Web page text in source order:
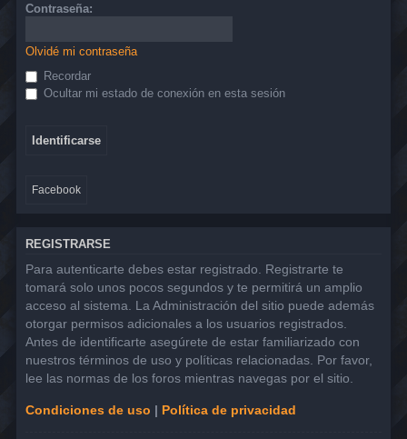
Contraseña:
Olvidé mi contraseña
Recordar
Ocultar mi estado de conexión en esta sesión
Facebook
REGISTRARSE
Para autenticarte debes estar registrado. Registrarte te
tomará solo unos pocos segundos y te permitirá un amplio
acceso al sistema. La Administración del sitio puede además
otorgar permisos adicionales a los usuarios registrados.
Antes de identificarte asegúrete de estar familiarizado con
nuestros términos de uso y políticas relacionadas. Por favor,
lee las normas de los foros mientras navegas por el sitio.
Condiciones de uso | Política de privacidad